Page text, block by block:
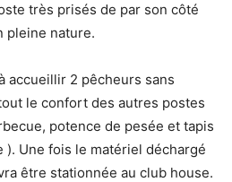
très prisés de par son côté
pleine nature.
accueillir 2 pêcheurs sans
le confort des autres postes
potence de pesée et tapis
Une fois le matériel déchargé
être stationnée au club house.